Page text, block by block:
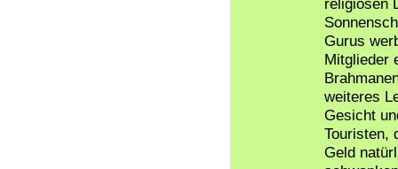
religiösen
Gurus
Mitglieder
weiteres
Gesicht
Touristen,
Geld